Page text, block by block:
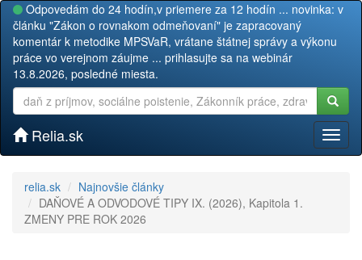
Odpovedám do 24 hodín,v priemere za 12 hodín ... novinka: v
článku "Zákon o rovnakom odmeňovaní" je zapracovaný
komentár k metodike MPSVaR, vrátane štátnej správy a výkonu
práce vo verejnom záujme ... prihlasujte sa na webinár
13.8.2026, posledné miesta.
Relia.sk
relia.sk
Najnovšie články
DAŇOVÉ A ODVODOVÉ TIPY IX. (2026), Kapitola 1.
ZMENY PRE ROK 2026